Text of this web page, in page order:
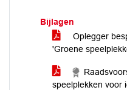
Bijlagen
Oplegger
'Groene
speelplekken voor